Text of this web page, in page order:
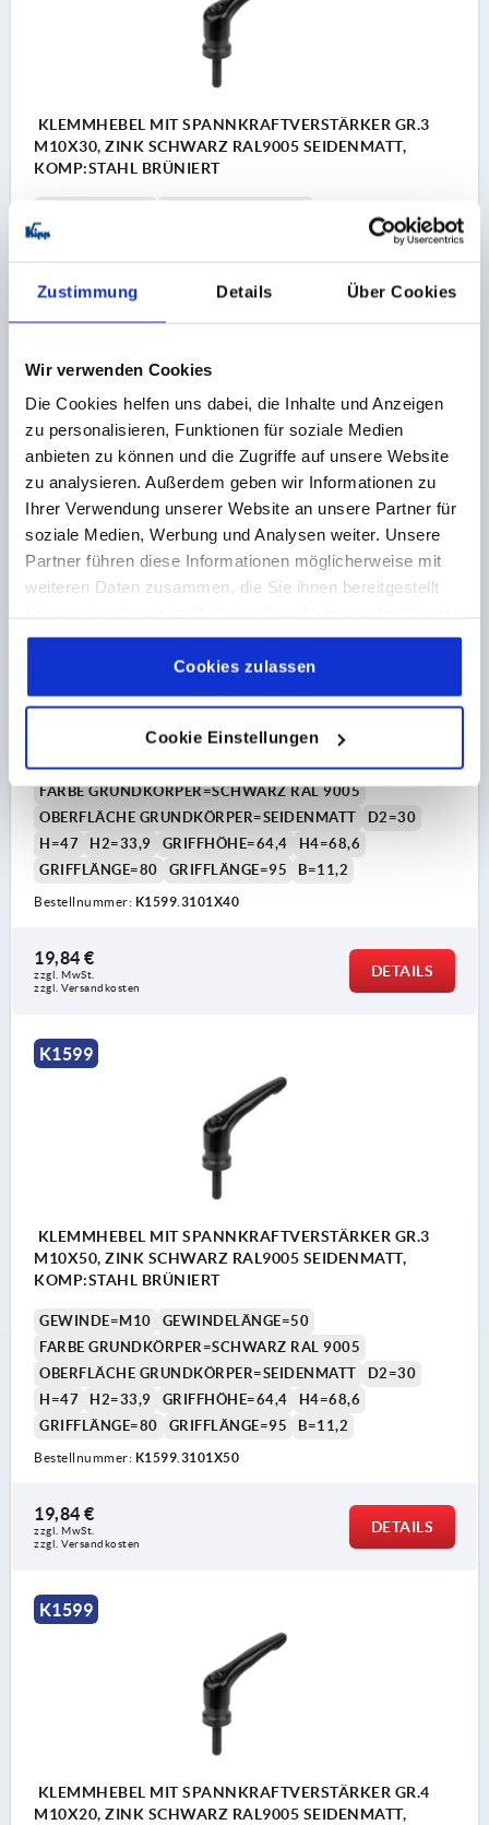
Zustimmung Details Über Cookies
Wir verwenden Cookies
Die Cookies helfen uns dabei, die Inhalte und Anzeigen
zu personalisieren, Funktionen für soziale Medien
anbieten zu können und die Zugriffe auf unsere Website
zu analysieren. Außerdem geben wir Informationen zu
Ihrer Verwendung unserer Website an unsere Partner für
soziale Medien, Werbung und Analysen weiter. Unsere
Partner führen diese Informationen möglicherweise mit
weiteren Daten zusammen, die Sie ihnen bereitgestellt
gesammelt haben.Cookie Richtlinien
Datenschutz|AGB
Cookies zulassen
Cookie Einstellungen
KLEMMHEBEL MIT SPANNKRAFTVERSTÄRKER GR.3
M10X30, ZINK SCHWARZ RAL9005 SEIDENMATT,
KOMP:STAHL BRÜNIERT
FARBE GRUNDKÖRPER=SCHWARZ RAL 9005
H=47
H2=33,9 GRIFFHÖHE=64,4
H4=68,6
19,47 €
zzgl. Versandkosten
DETAILS
K1599
M10X40, ZINK SCHWARZ RAL9005 SEIDENMATT,
GEWINDE=M10
GEWINDELÄNGE=40
FARBE GRUNDKÖRPER=SCHWARZ RAL 9005
OBERFLÄCHE GRUNDKÖRPER=SEIDENMATT
D2=30
H=47
H2=33,9 GRIFFHÖHE=64,4
H4=68,6
GRIFFLÄNGE=80
GRIFFLÄNGE=95 B=11,2
Bestellnummer: K1599.3101X40
19,84 €
zzgl. MwSt.
zzgl. Versandkosten
DETAILS
K1599
KLEMMHEBEL MIT SPANNKRAFTVERSTÄRKER GR.3
M10X50, ZINK SCHWARZ RAL9005 SEIDENMATT,
KOMP:STAHL BRÜNIERT
GEWINDE=M10
GEWINDELÄNGE=50
FARBE GRUNDKÖRPER=SCHWARZ RAL 9005
OBERFLÄCHE GRUNDKÖRPER=SEIDENMATT
D2=30
H=47
H2=33,9 GRIFFHÖHE=64,4
H4=68,6
GRIFFLÄNGE=80
GRIFFLÄNGE=95 B=11,2
Bestellnummer: K1599.3101X50
19,84 €
zzgl. MwSt.
zzgl. Versandkosten
DETAILS
K1599
KLEMMHEBEL MIT SPANNKRAFTVERSTÄRKER GR.4
M10X20, ZINK SCHWARZ RAL9005 SEIDENMATT,